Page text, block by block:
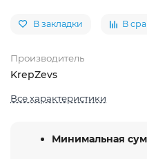
В закладки В
Производитель
KrepZevs
Все характеристики
Минимальная